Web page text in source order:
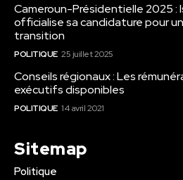
Cameroun-Présidentielle 2025 :
officialise sa candidature pour
transition
POLITIQUE 25 juillet 2025
Conseils régionaux : Les
exécutifs disponibles
POLITIQUE 14 avril 2021
Sitemap
Politique